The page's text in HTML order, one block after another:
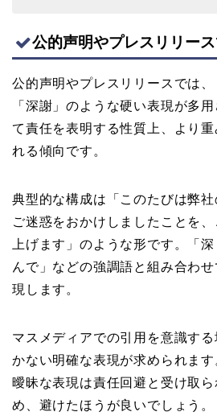
公的声明やプレスリリー
公的声明やプレスリリースでは、
「深謝」のような硬い表現が多
て責任を表明する性質上、より
れる傾向です。
典型的な構成は「このたびは弊
ご迷惑をおかけしましたことを
上げます」のような形です。「
んで」などの強調語と組み合わ
現します。
マスメディアでの引用を意識す
かない明確な表現が求められま
曖昧な表現は責任回避と受け取
め、避けたほうが良いでしょう。